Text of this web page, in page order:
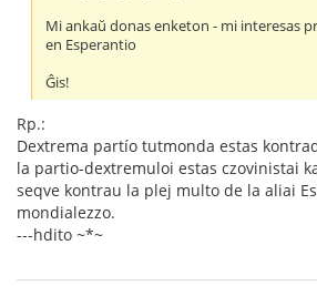
Mi ankaŭ donas enketon - mi interesas
en Esperantio
Ĝis!
Rp.:
Dextrema partío tutmonda estas
la partio-dextremuloi estas czovinistai
seqve kontrau la plej multo de la aliai
mondialezzo.
---hdito ~*~